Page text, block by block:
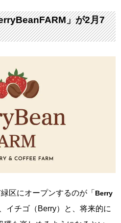
」が2月7
区にオープンするのが「 Berry
イチゴ（Berry）と、将来的に